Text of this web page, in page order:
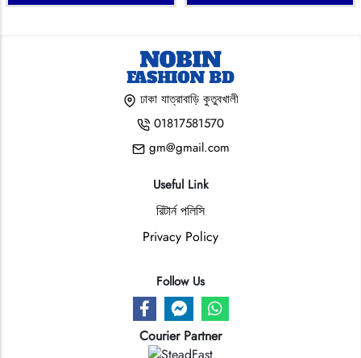
ঢাকা যাত্রাবাড়ি কুতুবখালী
01817581570
gm@gmail.com
Useful Link
রিটার্ন পলিসি
Privacy Policy
Follow Us
Courier Partner